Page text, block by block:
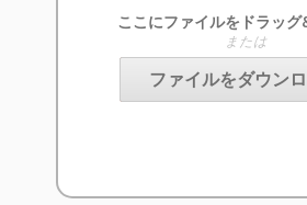
ここにファイルをドラッ
または
ファイルをダウン